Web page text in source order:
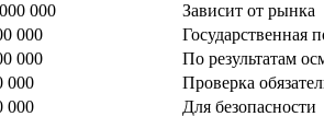
000
Зависит от рынка
000
Государственная
000
По результатам
000
Проверка
000 Для безопасности